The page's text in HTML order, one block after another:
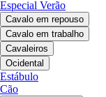
Especial Verão
Cavalo em repouso
Cavalo em trabalho
Cavaleiros
Ocidental
Estábulo
Cão